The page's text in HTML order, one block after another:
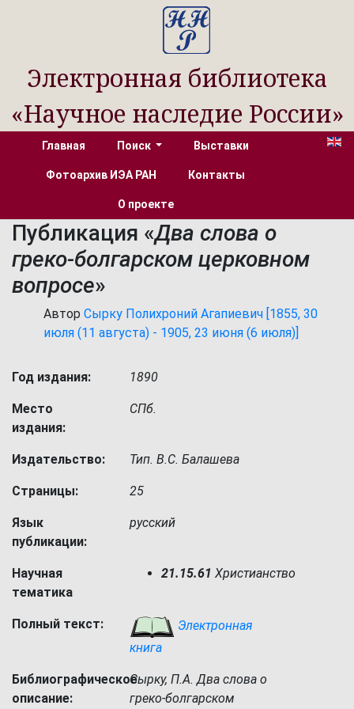
Электронная библиотека
«Научное наследие России»
Главная Поиск Выставки
Фотоархив ИЭА РАН Контакты
О проекте
Публикация «Два слова о
греко-болгарском церковном
вопросе»
Автор Сырку Полихроний Агапиевич [1855, 30
июля (11 августа) - 1905, 23 июня (6 июля)]
Год издания: 1890
Место
издания:
СПб.
Издательство: Тип. В.С. Балашева
Страницы: 25
Язык
публикации:
русский
Научная
тематика
21.15.61 Христианство
Полный текст:
Электронная
книга
Библиографическое
описание:
Сырку, П.А. Два слова о
греко-болгарском